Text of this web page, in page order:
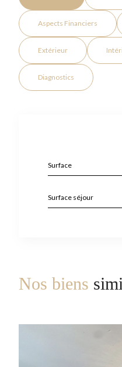
Aspects Financiers
Extérieur
Diagnostics
Surface
Surface séjour
Nos biens